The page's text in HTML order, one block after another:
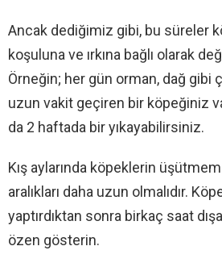
Ancak dediğimiz gibi, bu süreler
koşuluna ve ırkına bağlı olarak
Örneğin; her gün orman, dağ gibi
uzun vakit geçiren bir köpeğiniz
da 2 haftada bir yıkayabilirsiniz.
Kış aylarında köpeklerin
aralıkları daha uzun olmalıdır.
yaptırdıktan sonra birkaç saat
özen gösterin.